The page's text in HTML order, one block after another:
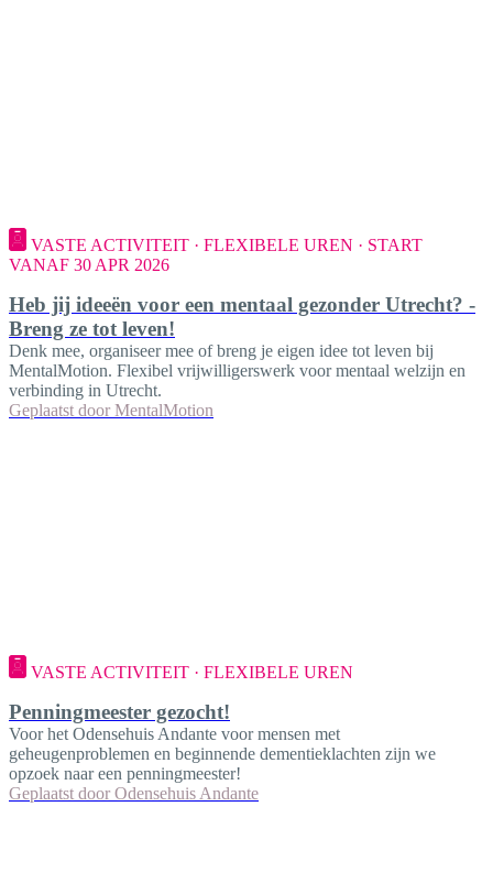
VASTE ACTIVITEIT · FLEXIBELE UREN · START
VANAF 30 APR 2026
Heb jij ideeën voor een mentaal gezonder Utrecht? -
Breng ze tot leven!
Denk mee, organiseer mee of breng je eigen idee tot leven bij
MentalMotion. Flexibel vrijwilligerswerk voor mentaal welzijn en
verbinding in Utrecht.
Geplaatst door MentalMotion
VASTE ACTIVITEIT · FLEXIBELE UREN
Penningmeester gezocht!
Voor het Odensehuis Andante voor mensen met
geheugenproblemen en beginnende dementieklachten zijn we
opzoek naar een penningmeester!
Geplaatst door Odensehuis Andante